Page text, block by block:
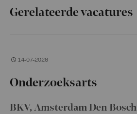
Gerelateerde vacatures
14-07-2026
Onderzoeksarts
BKV, Amsterdam Den Bosch